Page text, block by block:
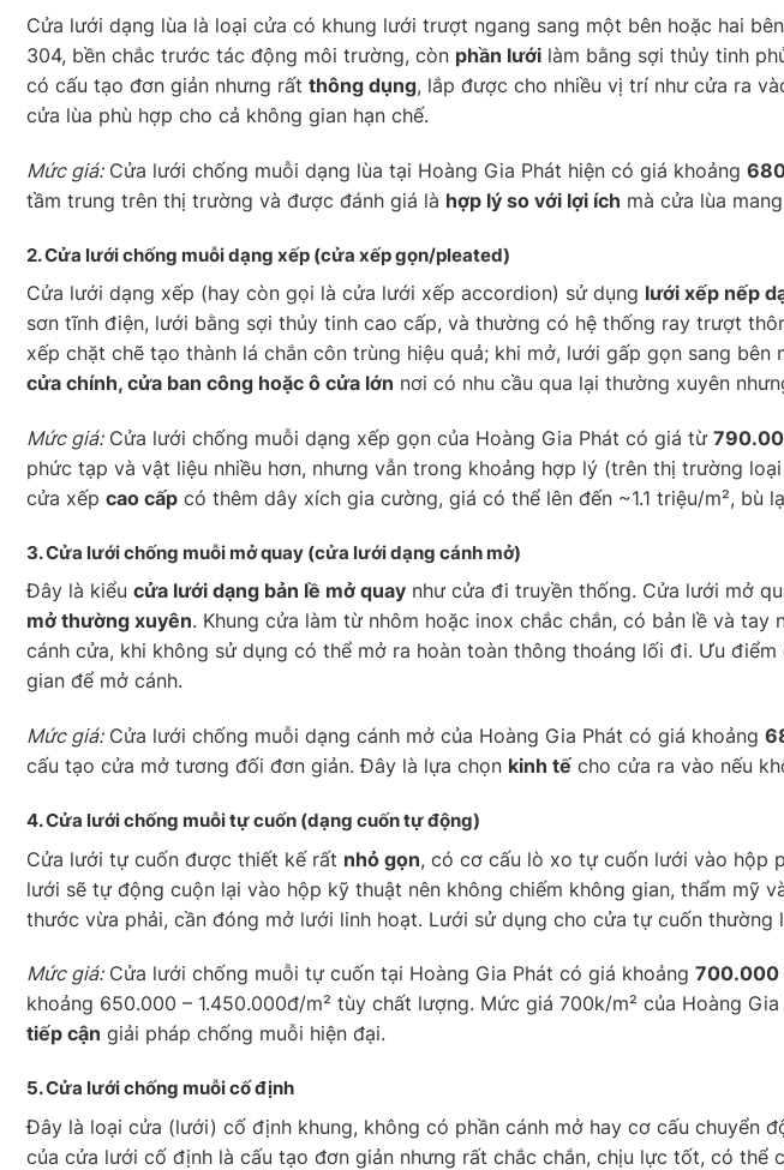
Cửa lưới dạng lùa là loại cửa có khung lưới trượt ngang sang một bên hoặc hai
304, bền chắc trước tác động môi trường, còn phần lưới làm bằng sợi thủy tinh
có cấu tạo đơn giản nhưng rất thông dụng, lắp được cho nhiều vị trí như cửa ra
cửa lùa phù hợp cho cả không gian hạn chế.
Mức giá:Cửa lưới chống muỗi dạng lùa tại Hoàng Gia Phát hiện có giá khoảng
tầm trung trên thị trường và được đánh giá là hợp lý so với lợi ích mà cửa lùa
2. Cửa lưới chống muỗidạng xếp (cửa xếp gọn/pleated)
Cửa lưới dạng xếp (hay còn gọi là cửa lưới xếp accordion) sử dụng lưới xếp nếp
sơn tĩnh điện, lưới bằng sợi thủy tinh cao cấp, và thường có hệ thống ray trượt
xếp chặt chẽ tạo thành lá chắn côn trùng hiệu quả; khi mở, lưới gấp gọn sang bên
cửa chính, cửa ban công hoặc ô cửa lớn nơi có nhu cầu qua lại thường xuyên
Mức giá:Cửa lưới chống muỗi dạng xếp gọn của Hoàng Gia Phát có giá từ
phức tạp và vật liệu nhiều hơn, nhưng vẫn trong khoảng hợp lý (trên thị trường
cửa xếp cao cấp có thêm dây xích gia cường, giá có thể lên đến ~1.1 triệu/m², bù
3. Cửa lưới chống muỗi mở quay (cửa lưới dạng cánh mở)
Đây là kiểu cửa lưới dạng bản lề mở quay như cửa đi truyền thống. Cửa lưới mở
mở thường xuyên. Khung cửa làm từ nhôm hoặc inox chắc chắn, có bản lề và
cánh cửa, khi không sử dụng có thể mở ra hoàn toàn thông thoáng lối đi. Ưu điểm
gian để mở cánh.
Mức giá:Cửa lưới chống muỗi dạng cánh mở của Hoàng Gia Phát có giá khoảng
cấu tạo cửa mở tương đối đơn giản. Đây là lựa chọn kinh tế cho cửa ra vào nếu
4. Cửa lưới chống muỗitự cuốn (dạng cuốn tự động)
Cửa lưới tự cuốn được thiết kế rất nhỏ gọn, có cơ cấu lò xo tự cuốn lưới vào hộp
lưới sẽ tự động cuộn lại vào hộp kỹ thuật nên không chiếm không gian, thẩm mỹ
thước vừa phải, cần đóng mở lưới linh hoạt. Lưới sử dụng cho cửa tự cuốn thường
Mức giá:Cửa lưới chống muỗi tự cuốn tại Hoàng Gia Phát có giá khoảng 700.000
khoảng 650.000 – 1.450.000đ/m² tùy chất lượng. Mức giá 700k/m² của Hoàng
tiếp cận giải pháp chống muỗi hiện đại.
5. Cửa lưới chống muỗicố định
Đây là loại cửa (lưới) cố định khung, không có phần cánh mở hay cơ cấu chuyển
của cửa lưới cố định là cấu tạo đơn giản nhưng rất chắc chắn, chịu lực tốt, có thể